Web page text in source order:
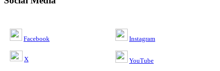
Facebook
X
Instagram
YouTube